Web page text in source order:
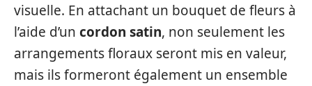
visuelle. En attachant un bouquet de fleurs à
l’aide d’un cordon satin, non seulement les
arrangements floraux seront mis en valeur,
mais ils formeront également un ensemble